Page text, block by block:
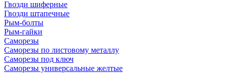
Гвозди шиферные
Гвозди штапечные
Рым-болты
Рым-гайки
Саморезы
Саморезы по листовому металлу
Саморезы под ключ
Саморезы универсальные желтые